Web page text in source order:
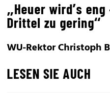
„Heuer wird’s
Drittel zu gering“
WU-Rektor Christoph
LESEN SIE AUCH